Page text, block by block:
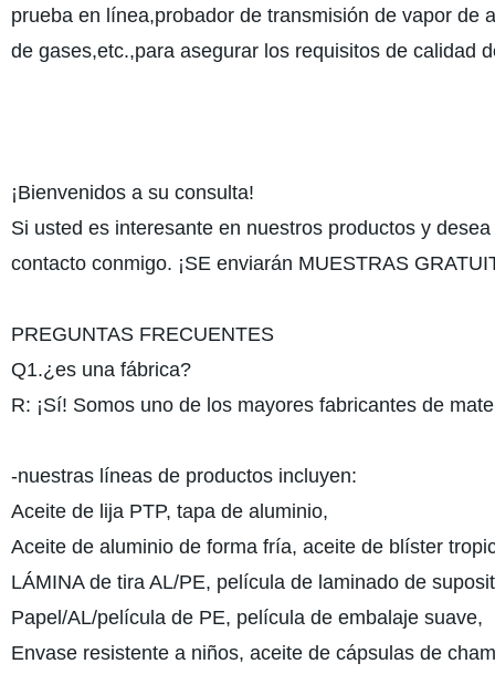
prueba en línea,probador de transmisión de vapor de
de gases,etc.,para asegurar los requisitos de calidad
¡Bienvenidos a su consulta!
Si usted es interesante en nuestros productos y
contacto conmigo. ¡SE enviarán MUESTRAS
PREGUNTAS FRECUENTES
Q1.¿es una fábrica?
R: ¡Sí! Somos uno de los mayores fabricantes de
-nuestras líneas de productos incluyen:
Aceite de lija PTP, tapa de aluminio,
Aceite de aluminio de forma fría, aceite de blíster
LÁMINA de tira AL/PE, película de laminado de
Papel/AL/película de PE, película de embalaje suave,
Envase resistente a niños, aceite de cápsulas de